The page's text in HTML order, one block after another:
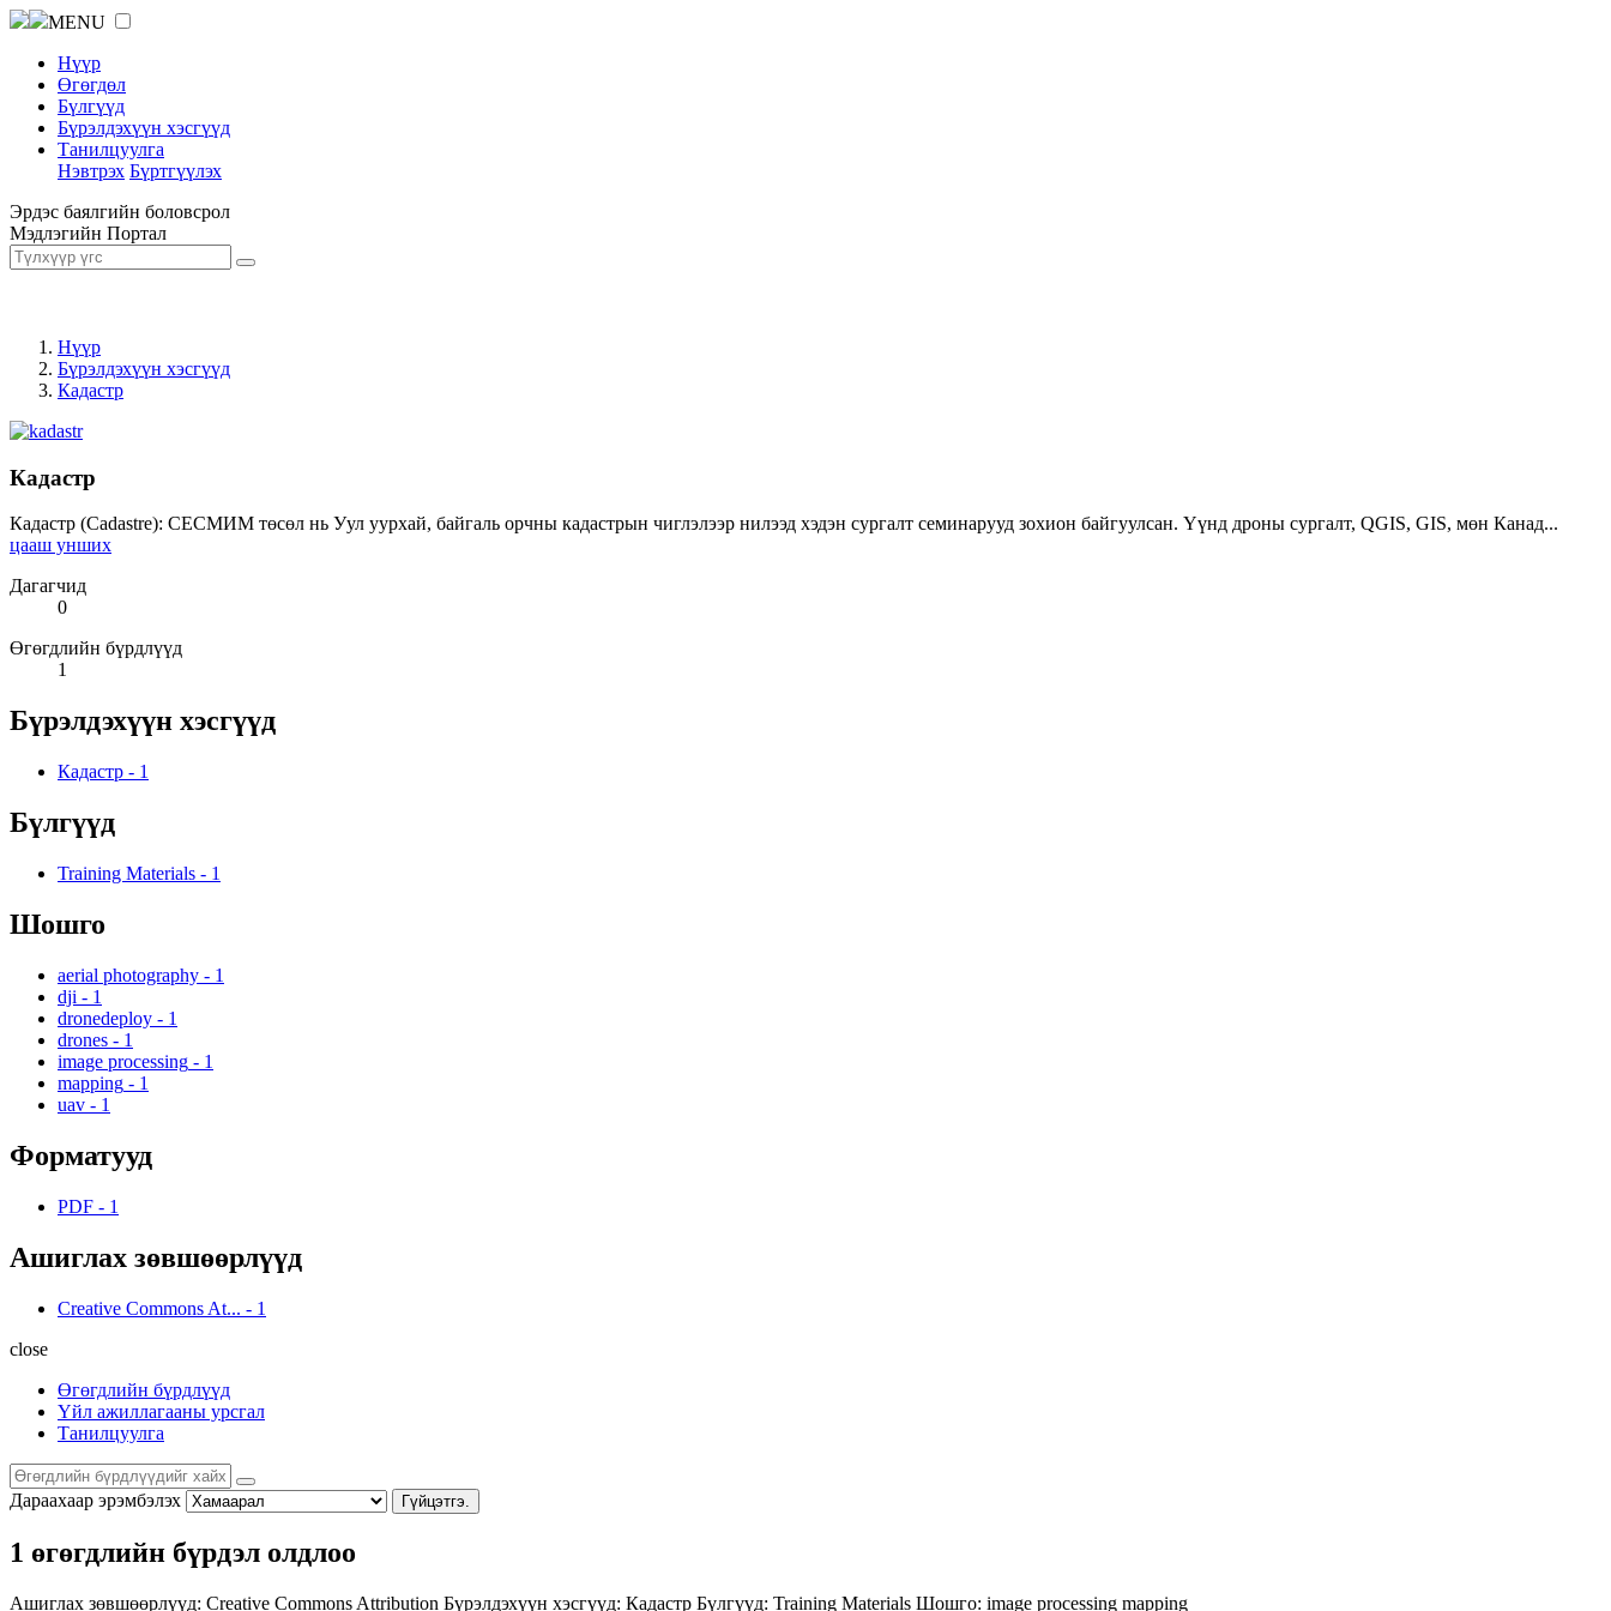
MENU
Нүүр
Өгөгдөл
Бүлгүүд
Бүрэлдэхүүн хэсгүүд
Танилцуулга
Нэвтрэх Бүртгүүлэх
Эрдэс баялгийн боловсрол
Мэдлэгийн Портал
Нүүр
Бүрэлдэхүүн хэсгүүд
Кадастр
Кадастр
Кадастр (Cadastre): СЕСМИМ төсөл нь Уул уурхай, байгаль орчны кадастрын чиглэлээр нилээд хэдэн сургалт семинарууд зохион байгуулсан. Үүнд дроны сургалт, QGIS, GIS, мөн Канад...
цааш унших
Дагагчид
0
Өгөгдлийн бүрдлүүд
1
Бүрэлдэхүүн хэсгүүд
Кадастр - 1
Бүлгүүд
Training Materials - 1
Шошго
aerial photography - 1
dji - 1
dronedeploy - 1
drones - 1
image processing - 1
mapping - 1
uav - 1
Форматууд
PDF - 1
Ашиглах зөвшөөрлүүд
Creative Commons At... - 1
close
Өгөгдлийн бүрдлүүд
Үйл ажиллагааны урсгал
Танилцуулга
Дараахаар эрэмбэлэх Гүйцэтгэ.
1 өгөгдлийн бүрдэл олдлоо
Ашиглах зөвшөөрлүүд: Creative Commons Attribution Бүрэлдэхүүн хэсгүүд: Кадастр Бүлгүүд: Training Materials Шошго: image processing mapping